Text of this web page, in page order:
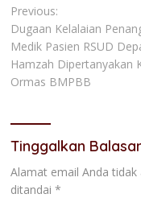
Navigasi
pos
Previous:
Dugaan Kelalaian
Medik Pasien RSUD
Hamzah Dipertanyakan
Ormas BMPBB
Tinggalkan
Alamat email Anda tidak
ditandai *